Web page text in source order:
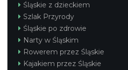
Śląskie z dzieckiem
Szlak Przyrody
Śląskie po zdrowie
Narty w Śląskim
Rowerem przez Śląskie
Kajakiem przez Śląskie